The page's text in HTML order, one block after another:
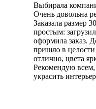
Выбирала
Очень довольна
Заказала размер
простым:
оформила заказ.
пришло в
отлично, цвета
Рекомендую всем,
украсить